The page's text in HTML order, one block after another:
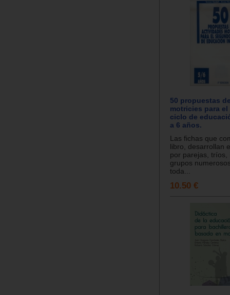
50 propuestas
motricies para
ciclo de
a 6 años.
Las fichas que
libro, desarrollan
por parejas, tríos,
grupos
toda...
10.50 €